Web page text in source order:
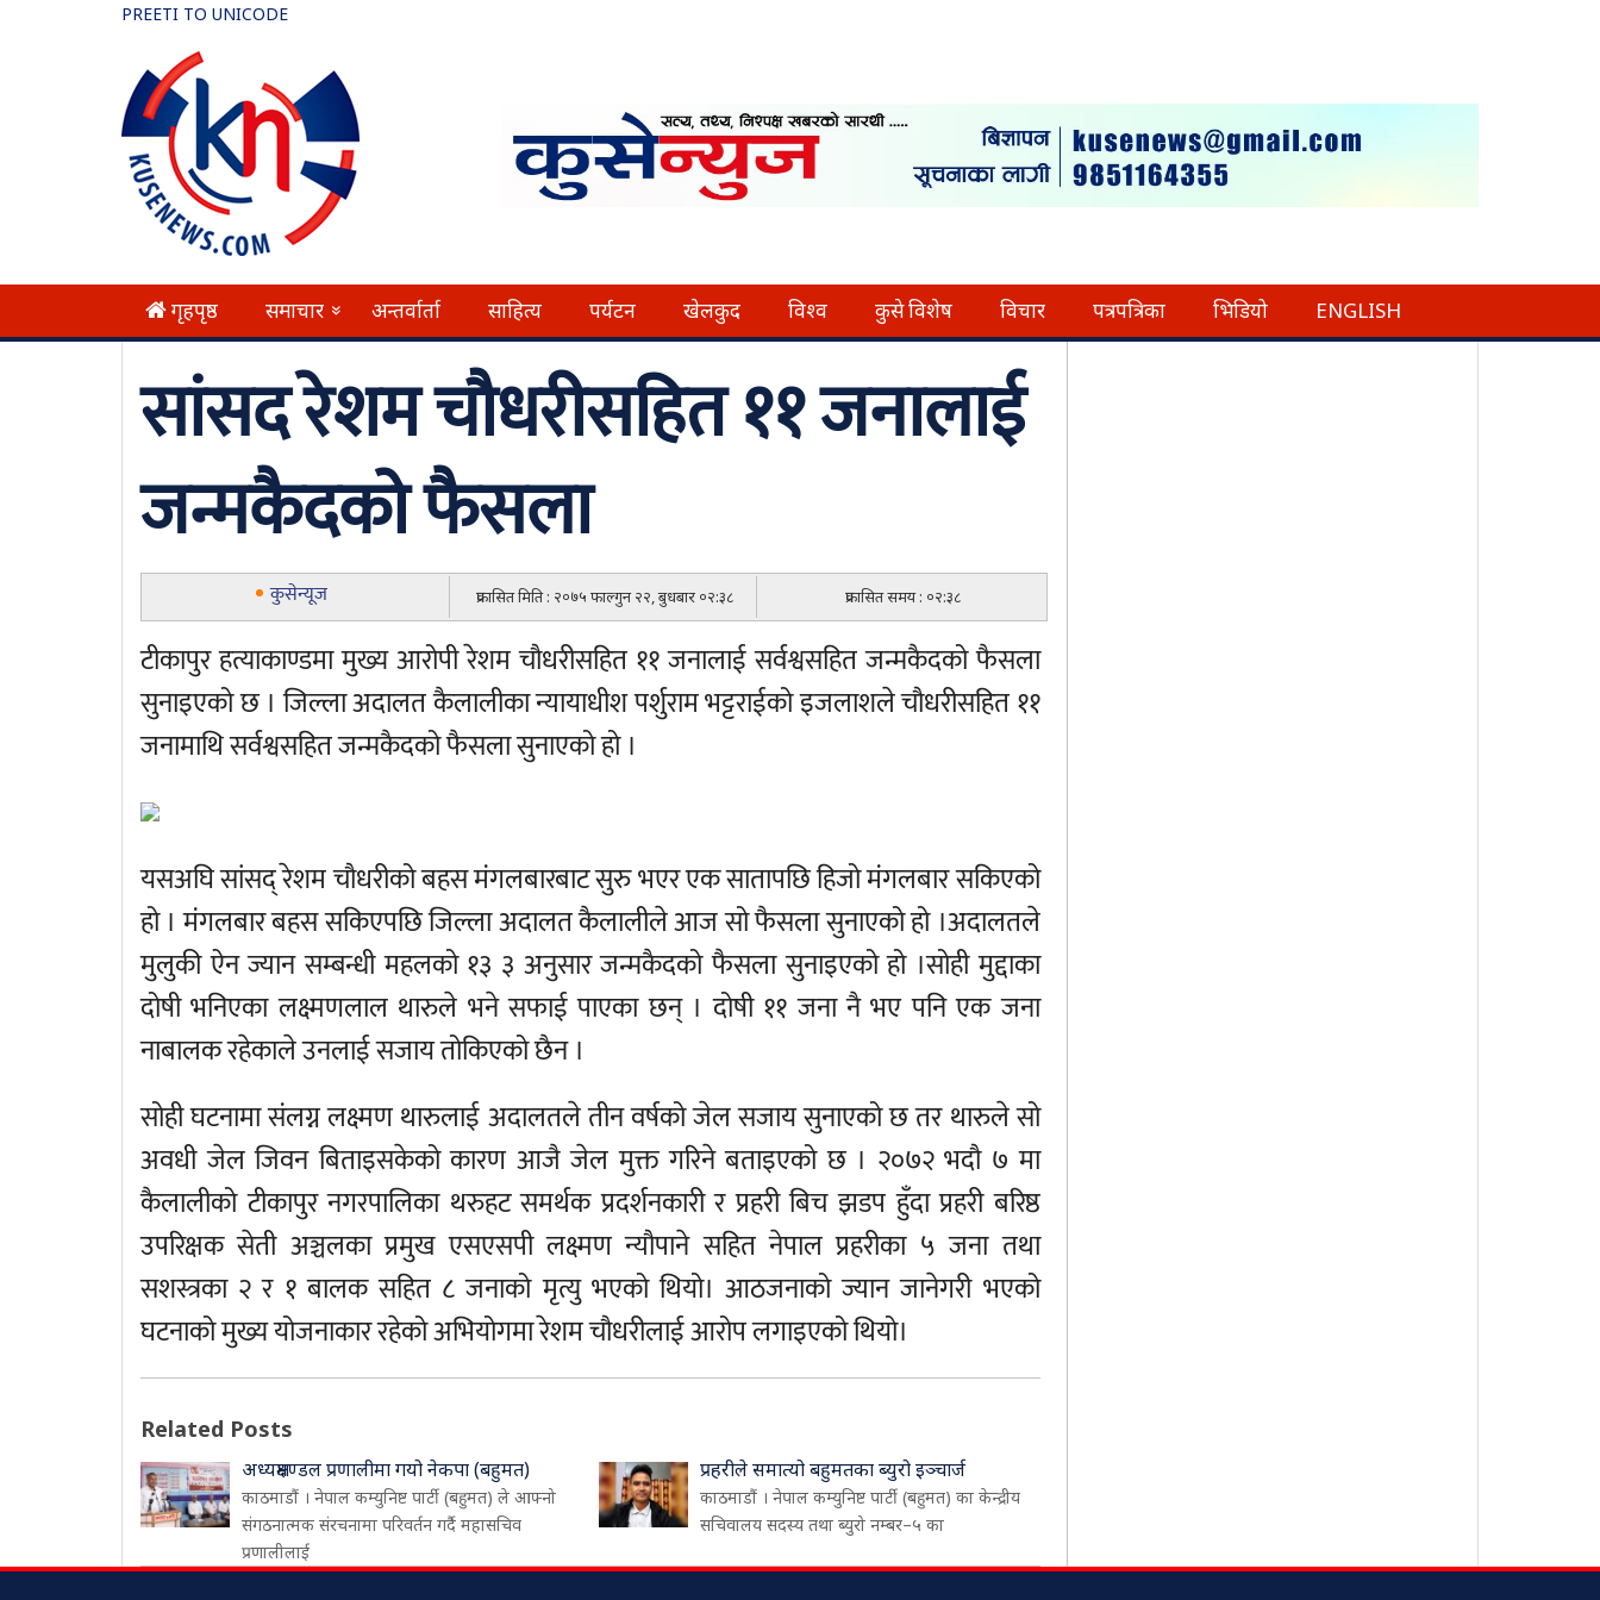
PREETI TO UNICODE
गृहपृष्ठ समाचार » अन्तर्वार्ता साहित्य पर्यटन खेलकुद विश्व कुसे विशेष विचार पत्रपत्रिका भिडियो ENGLISH
सांसद रेशम चौधरीसहित ११ जनालाई
जन्मकैदको फैसला
कुसेन्यूज प्रकासित मिति : २०७५ फाल्गुन २२, बुधबार ०२:३८ प्रकासित समय : ०२:३८
टीकापुर हत्याकाण्डमा मुख्य आरोपी रेशम चौधरीसहित ११ जनालाई सर्वश्वसहित जन्मकैदको फैसला
सुनाइएको छ । जिल्ला अदालत कैलालीका न्यायाधीश पर्शुराम भट्टराईको इजलाशले चौधरीसहित ११
जनामाथि सर्वश्वसहित जन्मकैदको फैसला सुनाएको हो ।
यसअघि सांसद् रेशम चौधरीको बहस मंगलबारबाट सुरु भएर एक सातापछि हिजो मंगलबार सकिएको
हो । मंगलबार बहस सकिएपछि जिल्ला अदालत कैलालीले आज सो फैसला सुनाएको हो ।अदालतले
मुलुकी ऐन ज्यान सम्बन्धी महलको १३ ३ अनुसार जन्मकैदको फैसला सुनाइएको हो ।सोही मुद्दाका
दोषी भनिएका लक्ष्मणलाल थारुले भने सफाई पाएका छन् । दोषी ११ जना नै भए पनि एक जना
नाबालक रहेकाले उनलाई सजाय तोकिएको छैन ।
सोही घटनामा संलग्न लक्ष्मण थारुलाई अदालतले तीन वर्षको जेल सजाय सुनाएको छ तर थारुले सो
अवधी जेल जिवन बिताइसकेको कारण आजै जेल मुक्त गरिने बताइएको छ । २०७२ भदौ ७ मा
कैलालीको टीकापुर नगरपालिका थरुहट समर्थक प्रदर्शनकारी र प्रहरी बिच झडप हुँदा प्रहरी बरिष्ठ
उपरिक्षक सेती अञ्चलका प्रमुख एसएसपी लक्ष्मण न्यौपाने सहित नेपाल प्रहरीका ५ जना तथा
सशस्त्रका २ र १ बालक सहित ८ जनाको मृत्यु भएको थियो। आठजनाको ज्यान जानेगरी भएको
घटनाको मुख्य योजनाकार रहेको अभियोगमा रेशम चौधरीलाई आरोप लगाइएको थियो।
Related Posts
अध्यक्षमण्डल प्रणालीमा गयो नेकपा (बहुमत)
काठमाडौं । नेपाल कम्युनिष्ट पार्टी (बहुमत) ले आफ्नो
संगठनात्मक संरचनामा परिवर्तन गर्दै महासचिव
प्रणालीलाई
प्रहरीले समात्यो बहुमतका ब्युरो इञ्चार्ज
काठमाडौं । नेपाल कम्युनिष्ट पार्टी (बहुमत) का केन्द्रीय
सचिवालय सदस्य तथा ब्युरो नम्बर–५ का